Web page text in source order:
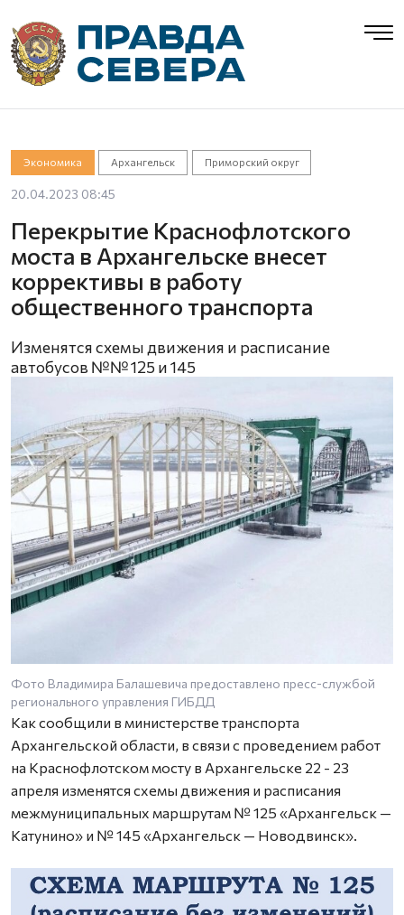
Экономика Архангельск Приморский округ
20.04.2023 08:45
Перекрытие Краснофлотского
моста в Архангельске внесет
коррективы в работу
общественного транспорта
Изменятся схемы движения и расписание
автобусов №№ 125 и 145
Фото Владимира Балашевича предоставлено пресс-службой
регионального управления ГИБДД
Как сообщили в министерстве транспорта
Архангельской области, в связи с проведением работ
на Краснофлотском мосту в Архангельске 22 - 23
апреля изменятся схемы движения и расписания
межмуниципальных маршрутам № 125 «Архангельск —
Катунино» и № 145 «Архангельск — Новодвинск».